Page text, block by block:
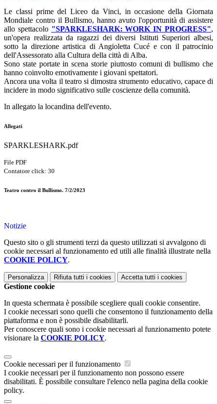
Le classi prime del Liceo da Vinci, in occasione della Giornata
Mondiale contro il Bullismo, hanno avuto l'opportunità di assistere
allo spettacolo "SPARKLESHARK: WORK IN PROGRESS",
un'opera realizzata da ragazzi dei diversi Istituti Superiori albesi,
sotto la direzione artistica di Angioletta Cucé e con il patrocinio
dell'Assessorato alla Cultura della città di Alba.
Sono state portate in scena storie piuttosto comuni di bullismo che
hanno coinvolto emotivamente i giovani spettatori.
Ancora una volta il teatro si dimostra strumento educativo, capace di
incidere in modo significativo sulle coscienze della comunità.
In allegato la locandina dell'evento.
Allegati
SPARKLESHARK.pdf
File PDF
Contatore click: 30
Teatro contro il Bullismo. 7/2/2023
Notizie
Questo sito o gli strumenti terzi da questo utilizzati si avvalgono di
cookie necessari al funzionamento ed utili alle finalità illustrate nella
COOKIE POLICY.
Personalizza Rifiuta tutti i cookies Accetta tutti i cookies
Gestione cookie
In questa schermata è possibile scegliere quali cookie consentire.
I cookie necessari sono quelli che consentono il funzionamento della
piattaforma e non è possibile disabilitarli.
Per conoscere quali sono i cookie necessari al funzionamento potete
visionare la COOKIE POLICY.
Cookie necessari per il funzionamento
I cookie necessari per il funzionamento non possono essere
disabilitati. È possibile consultare l'elenco nella pagina della cookie
policy.